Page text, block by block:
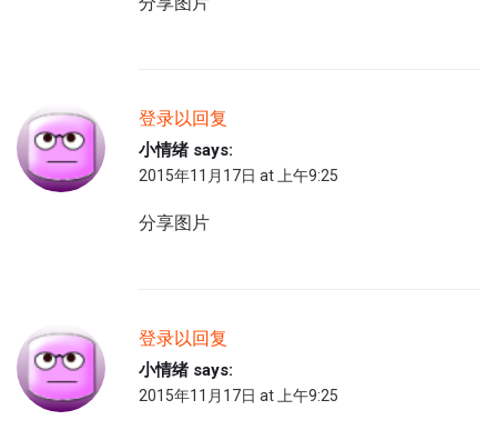
登录以回复
小情绪 says:
2015年11月17日 at 上午9:25
分享图片
登录以回复
小情绪 says:
2015年11月17日 at 上午9:25